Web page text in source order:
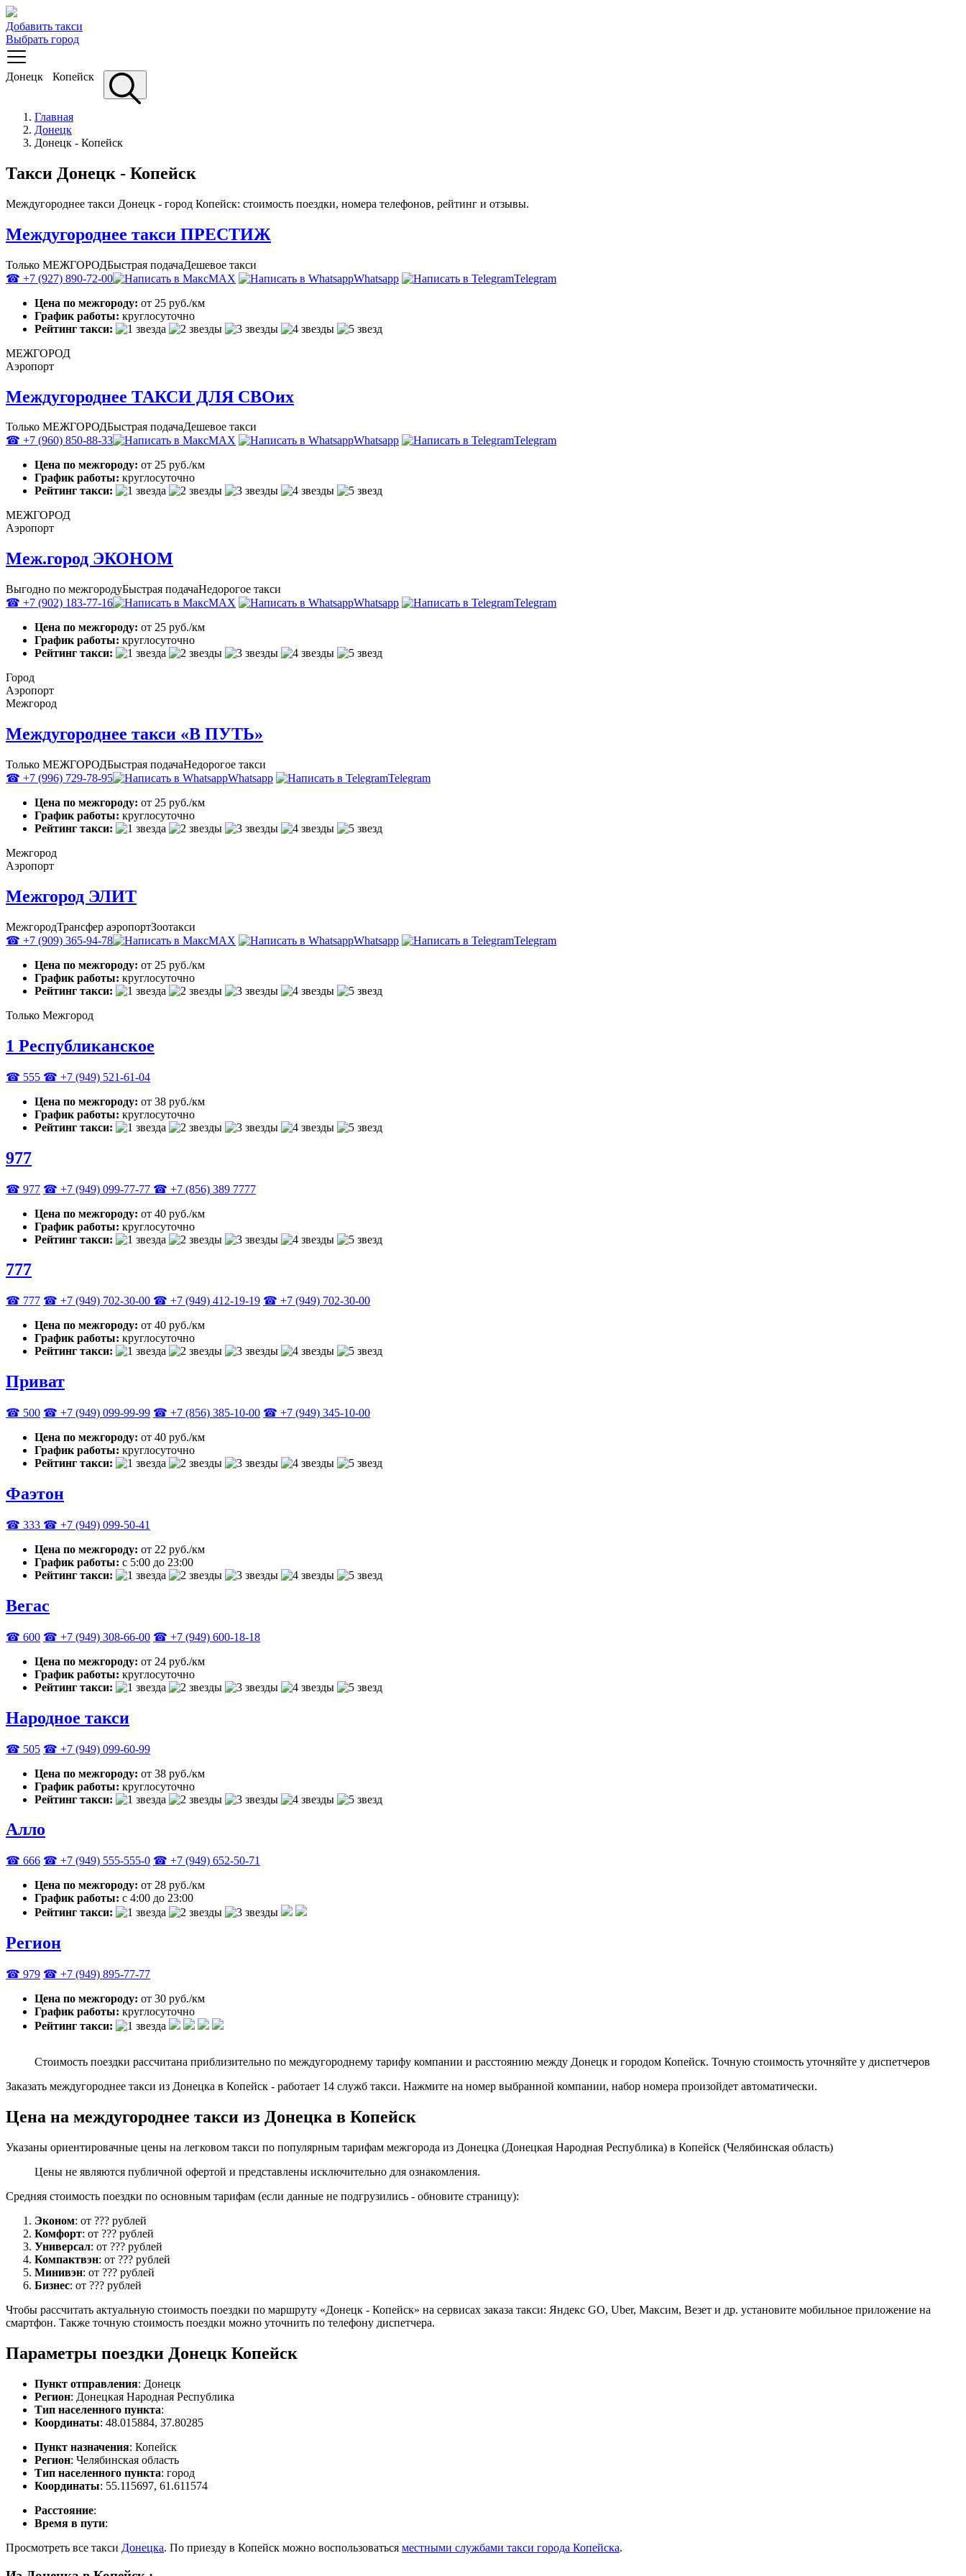
Добавить такси
Выбрать город
Донецк Копейск
Главная
Донецк
Донецк - Копейск
Такси Донецк - Копейск
Междугороднее такси Донецк - город Копейск: стоимость поездки, номера телефонов, рейтинг и отзывы.
Междугороднее такси ПРЕСТИЖ
Только МЕЖГОРОДБыстрая подачаДешевое такси
☎ +7 (927) 890-72-00
MAX Whatsapp
Telegram
Цена по межгороду: от 25 руб./км
График работы: круглосуточно
Рейтинг такси:
МЕЖГОРОД
Аэропорт
Междугороднее ТАКСИ ДЛЯ СВОих
Только МЕЖГОРОДБыстрая подачаДешевое такси
☎ +7 (960) 850-88-33
MAX Whatsapp
Telegram
Цена по межгороду: от 25 руб./км
График работы: круглосуточно
Рейтинг такси:
МЕЖГОРОД
Аэропорт
Меж.город ЭКОНОМ
Выгодно по межгородуБыстрая подачаНедорогое такси
☎ +7 (902) 183-77-16
MAX Whatsapp
Telegram
Цена по межгороду: от 25 руб./км
График работы: круглосуточно
Рейтинг такси:
Город
Аэропорт
Межгород
Междугороднее такси «В ПУТЬ»
Только МЕЖГОРОДБыстрая подачаНедорогое такси
☎ +7 (996) 729-78-95
Whatsapp
Telegram
Цена по межгороду: от 25 руб./км
График работы: круглосуточно
Рейтинг такси:
Межгород
Аэропорт
Межгород ЭЛИТ
МежгородТрансфер аэропортЗоотакси
☎ +7 (909) 365-94-78
MAX Whatsapp
Telegram
Цена по межгороду: от 25 руб./км
График работы: круглосуточно
Рейтинг такси:
Только Межгород
1 Республиканское
☎ 555 ☎ +7 (949) 521-61-04
Цена по межгороду: от 38 руб./км
График работы: круглосуточно
Рейтинг такси:
977
☎ 977 ☎ +7 (949) 099-77-77 ☎ +7 (856) 389 7777
Цена по межгороду: от 40 руб./км
График работы: круглосуточно
Рейтинг такси:
777
☎ 777 ☎ +7 (949) 702-30-00 ☎ +7 (949) 412-19-19 ☎ +7 (949) 702-30-00
Цена по межгороду: от 40 руб./км
График работы: круглосуточно
Рейтинг такси:
Приват
☎ 500 ☎ +7 (949) 099-99-99 ☎ +7 (856) 385-10-00 ☎ +7 (949) 345-10-00
Цена по межгороду: от 40 руб./км
График работы: круглосуточно
Рейтинг такси:
Фаэтон
☎ 333 ☎ +7 (949) 099-50-41
Цена по межгороду: от 22 руб./км
График работы: с 5:00 до 23:00
Рейтинг такси:
Вегас
☎ 600 ☎ +7 (949) 308-66-00 ☎ +7 (949) 600-18-18
Цена по межгороду: от 24 руб./км
График работы: круглосуточно
Рейтинг такси:
Народное такси
☎ 505 ☎ +7 (949) 099-60-99
Цена по межгороду: от 38 руб./км
График работы: круглосуточно
Рейтинг такси:
Алло
☎ 666 ☎ +7 (949) 555-555-0 ☎ +7 (949) 652-50-71
Цена по межгороду: от 28 руб./км
График работы: с 4:00 до 23:00
Рейтинг такси:
Регион
☎ 979 ☎ +7 (949) 895-77-77
Цена по межгороду: от 30 руб./км
График работы: круглосуточно
Рейтинг такси:
Стоимость поездки рассчитана приблизительно по междугороднему тарифу компании и расстоянию между Донецк и городом Копейск. Точную стоимость уточняйте у диспетчеров
Заказать междугороднее такси из Донецка в Копейск - работает 14 служб такси. Нажмите на номер выбранной компании, набор номера произойдет автоматически.
Цена на междугороднее такси из Донецка в Копейск
Указаны ориентировачные цены на легковом такси по популярным тарифам межгорода из Донецка (Донецкая Народная Республика) в Копейск (Челябинская область)
Цены не являются публичной офертой и представлены исключительно для ознакомления.
Средняя стоимость поездки по основным тарифам (если данные не подгрузились - обновите страницу):
Эконом: от ??? рублей
Комфорт: от ??? рублей
Универсал: от ??? рублей
Компактвэн: от ??? рублей
Минивэн: от ??? рублей
Бизнес: от ??? рублей
Чтобы рассчитать актуальную стоимость поездки по маршруту «Донецк - Копейск» на сервисах заказа такси: Яндекс GO, Uber, Максим, Везет и др. установите мобильное приложение на
смартфон. Также точную стоимость поездки можно уточнить по телефону диспетчера.
Параметры поездки Донецк Копейск
Пункт отправления: Донецк
Регион: Донецкая Народная Республика
Тип населенного пункта:
Координаты: 48.015884, 37.80285
Пункт назначения: Копейск
Регион: Челябинская область
Тип населенного пункта: город
Координаты: 55.115697, 61.611574
Расстояние:
Время в пути:
Просмотреть все такси Донецка. По приезду в Копейск можно воспользоваться местными службами такси города Копейска.